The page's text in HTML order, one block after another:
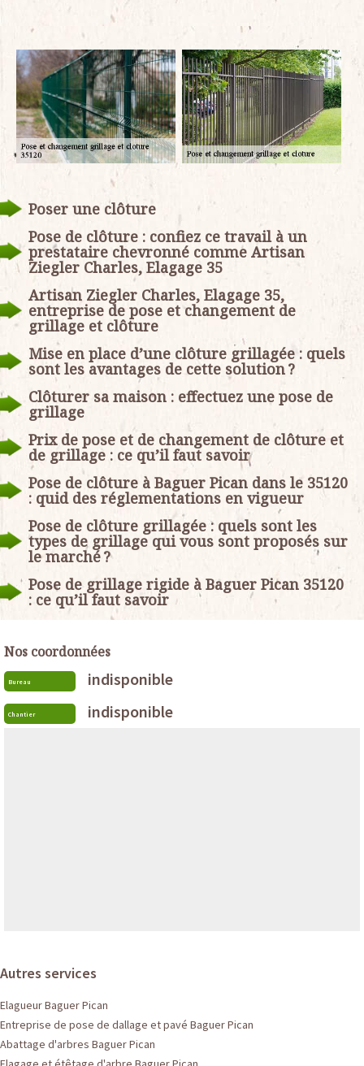
Poser une clôture
Pose de clôture : confiez ce travail à un
prestataire chevronné comme Artisan
Ziegler Charles, Elagage 35
Artisan Ziegler Charles, Elagage 35,
entreprise de pose et changement de
grillage et clôture
Mise en place d’une clôture grillagée : quels
sont les avantages de cette solution ?
Clôturer sa maison : effectuez une pose de
grillage
Prix de pose et de changement de clôture et
de grillage : ce qu’il faut savoir
Pose de clôture à Baguer Pican dans le 35120
: quid des réglementations en vigueur
Pose de clôture grillagée : quels sont les
types de grillage qui vous sont proposés sur
le marché ?
Pose de grillage rigide à Baguer Pican 35120
: ce qu’il faut savoir
Nos coordonnées
Bureau indisponible
Chantier indisponible
Autres services
Elagueur Baguer Pican
Entreprise de pose de dallage et pavé Baguer Pican
Abattage d'arbres Baguer Pican